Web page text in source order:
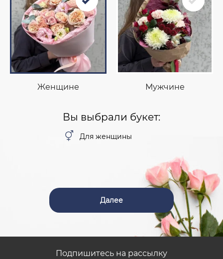
Женщине Мужчине
Вы выбрали букет:
Для женщины
Далее
Подпишитесь на рассылку